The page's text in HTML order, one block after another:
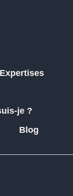
je ?
Blog